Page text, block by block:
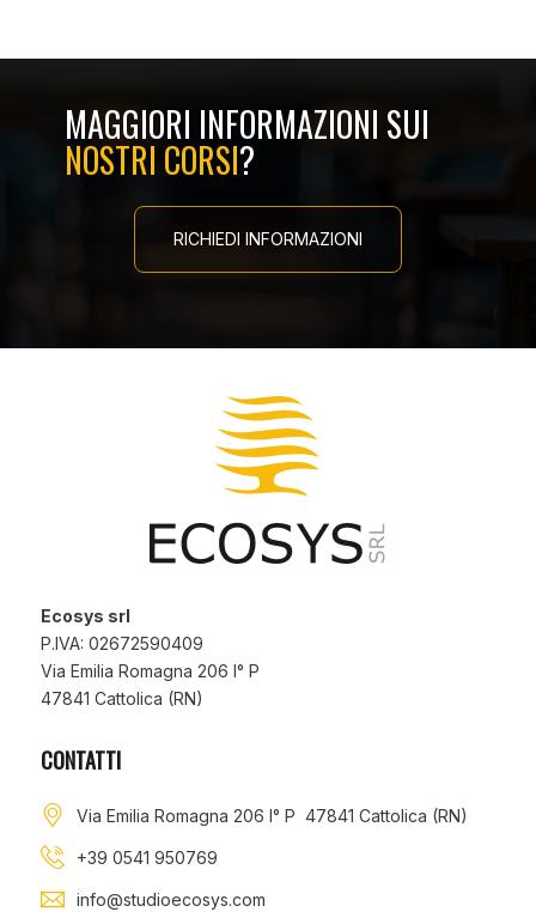
MAGGIORI INFORMAZIONI SUI
NOSTRI CORSI?
RICHIEDI INFORMAZIONI
Ecosys srl
P.IVA: 02672590409
Via Emilia Romagna 206 I° P
47841 Cattolica (RN)
CONTATTI
Via Emilia Romagna 206 I° P 47841 Cattolica (RN)
+39 0541 950769
info@studioecosys.com